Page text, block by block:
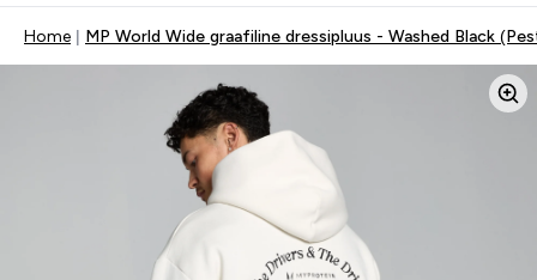
Home MP World Wide graafiline dressipluus - Washed Black